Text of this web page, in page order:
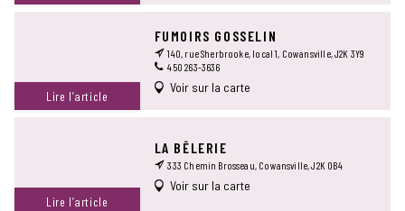
Lire l’article
FUMOIRS GOSSELIN
140, rue Sherbrooke, local 1, Cowansville, J2K 3Y9
450 263-3636
Voir sur la carte
Lire l’article
LA BÊLERIE
333 Chemin Brosseau, Cowansville, J2K 0B4
Voir sur la carte